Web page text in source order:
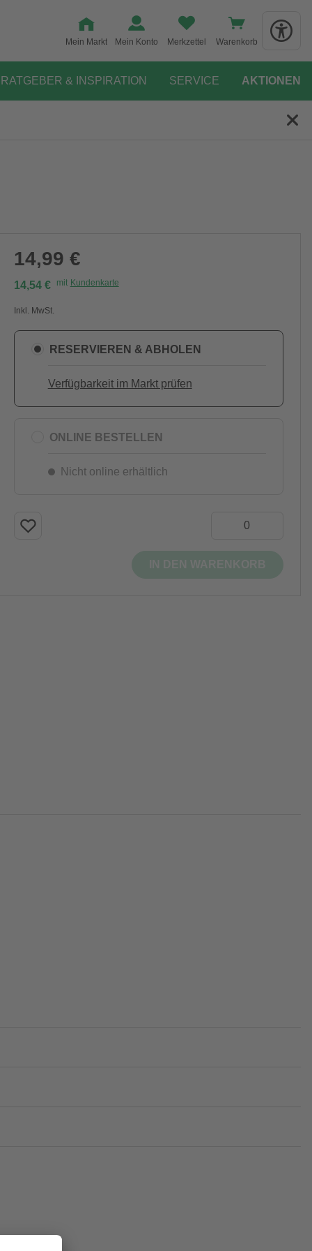
Mein Markt Mein Konto Merkzettel Warenkorb
RATGEBER & INSPIRATION SERVICE AKTIONEN
14,99 €
14,54 € mit Kundenkarte
Inkl. MwSt.
RESERVIEREN & ABHOLEN
Verfügbarkeit im Markt prüfen
ONLINE BESTELLEN
Nicht online erhältlich